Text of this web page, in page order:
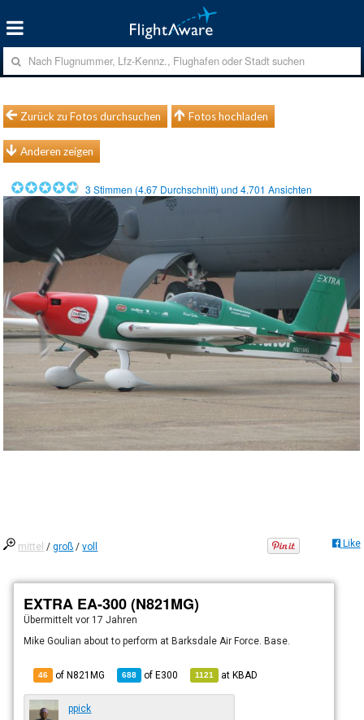
Zurück zu Fotos durchsuchen Fotos hochladen
Anderen zeigen
3 Stimmen (4.67 Durchschnitt) und4.701 Ansichten
mittel /groß /voll Like
EXTRA EA-300 (N821MG)
Übermitteltvor 17 Jahren
Mike Goulian about to perform at Barksdale Air Force. Base.
46 of N821MG 688 ofE300 1121 atKBAD
ppick